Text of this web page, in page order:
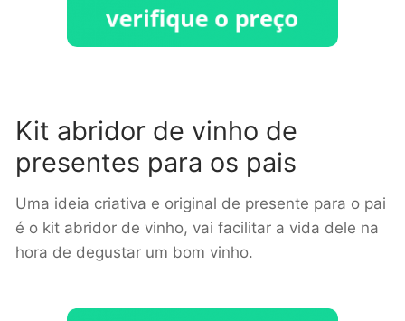
Kit abridor de vinho de
presentes para os pais
Uma ideia criativa e original de presente para o pai
é o kit abridor de vinho, vai facilitar a vida dele na
hora de degustar um bom vinho.